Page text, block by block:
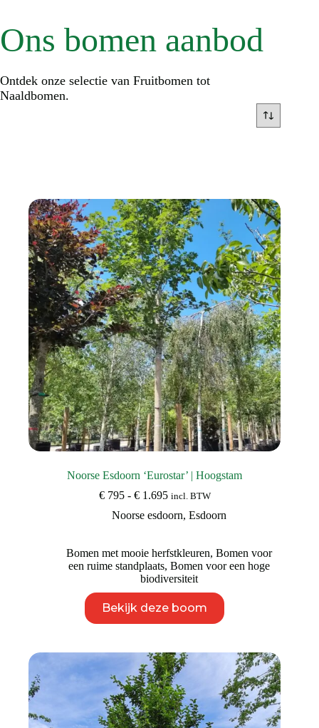
Ons bomen aanbod
Ontdek onze selectie van Fruitbomen tot
Naaldbomen.
Noorse Esdoorn ‘Eurostar’ | Hoogstam
€795 - €1.695Prijsklasse:
tot
incl. BTW
Noorse esdoorn, Esdoorn
Bomen met mooie herfstkleuren, Bomen voor
een ruime standplaats, Bomen voor een hoge
biodiversiteit
Bekijk deze boom
product
heeft
Deze
optie
kan
gekozen
worden